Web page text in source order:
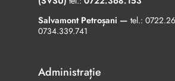
Salvamont Petroșani — tel.:
0734.339.741
Administrație